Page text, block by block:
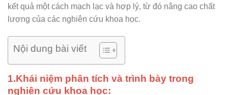
kết quả một cách mạch lạc và hợp lý, từ đó nâng cao chất
lượng của các nghiên cứu khoa học.
Nội dung bài viết
1.Khái niệm phân tích và trình bày trong
nghiên cứu khoa học: